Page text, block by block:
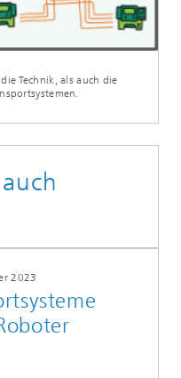
Technik, als auch die
2023